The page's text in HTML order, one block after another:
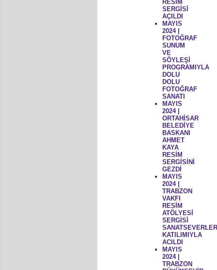
RESİM
SERGİSİ
AÇILDI
MAYIS
2024 |
FOTOĞRAF
SUNUM
VE
SÖYLEŞİ
PROGRAMIYLA
DOLU
DOLU
FOTOĞRAF
SANATI
MAYIS
2024 |
ORTAHİSAR
BELEDİYE
BASKANI
AHMET
KAYA
RESİM
SERGİSİNİ
GEZDİ
MAYIS
2024 |
TRABZON
VAKFI
RESİM
ATÖLYESİ
SERGİSİ
KATILIMIYLA
ACILDI
MAYIS
2024 |
TRABZON